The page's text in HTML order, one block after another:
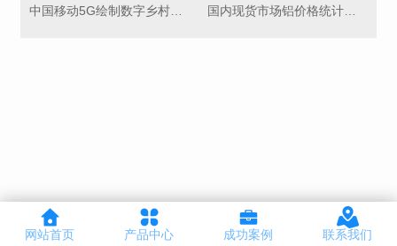
网站首页 产品中心 成功案例 联系我们